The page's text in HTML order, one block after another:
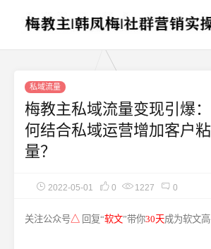
私域流量
梅教主私域流量变现引爆
何结合私域运营增加客户
量？
2022-05-01 0 1227 0
关注公众号△ 回复“软文”带你30天成为软文